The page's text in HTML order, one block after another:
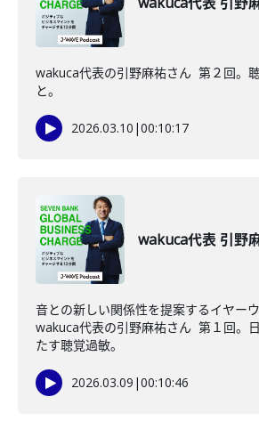
wakuca代表の引野麻祐さん 第２回。
と。
2026.03.10 |00:10:17
wakuca代表 引野
音との新しい関係性を提案するイヤー
wakuca代表の引野麻祐さん 第１回。
たす聴覚過敏。
2026.03.09 |00:10:46